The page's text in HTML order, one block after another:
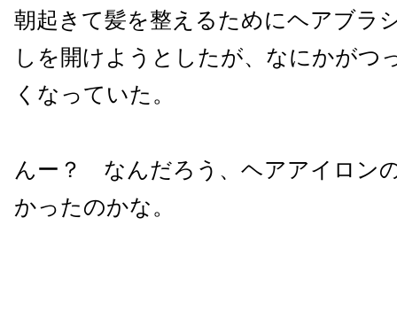
朝起きて髪を整えるためにヘアブラ
しを開けようとしたが、なにかがつ
くなっていた。
んー？ なんだろう、ヘアアイロン
かったのかな。